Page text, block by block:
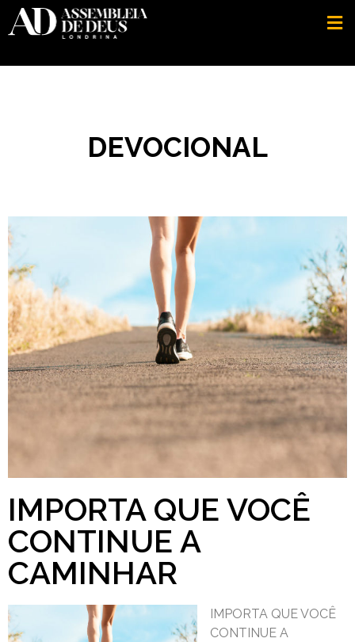
DEVOCIONAL
IMPORTA QUE VOCÊ
CONTINUE A
CAMINHAR
IMPORTA QUE VOCÊ
CONTINUE A